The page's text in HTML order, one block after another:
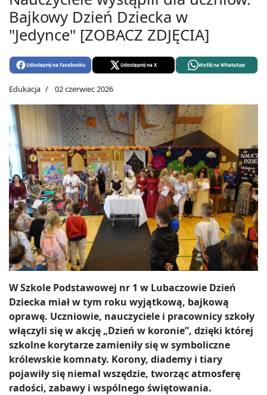
Bajkowy Dzień Dziecka w
"Jedynce" [ZOBACZ ZDJĘCIA]
Udostępnij na Facebooku Udostępnij na X Wyślij na WhatsApp
Edukacja 02 czerwiec 2026
W Szkole Podstawowej nr 1 w Lubaczowie Dzień
Dziecka miał w tym roku wyjątkową, bajkową
oprawę. Uczniowie, nauczyciele i pracownicy szkoły
włączyli się w akcję „Dzień w koronie”, dzięki której
szkolne korytarze zamieniły się w symboliczne
królewskie komnaty. Korony, diademy i tiary
pojawiły się niemal wszędzie, tworząc atmosferę
radości, zabawy i wspólnego świętowania.